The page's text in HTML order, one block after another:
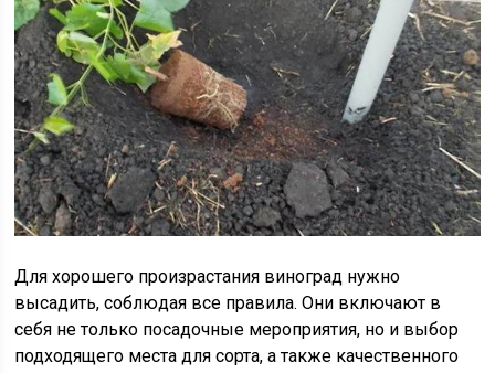
Для хорошего произрастания виноград нужно
высадить, соблюдая все правила. Они включают в
себя не только посадочные мероприятия, но и выбор
подходящего места для сорта, а также качественного